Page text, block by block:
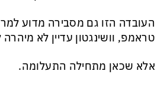
העובדה הזו גם מסבירה מדוע
טראמפ, וושינגטון עדיין לא
אלא שכאן מתחילה התעלומה.